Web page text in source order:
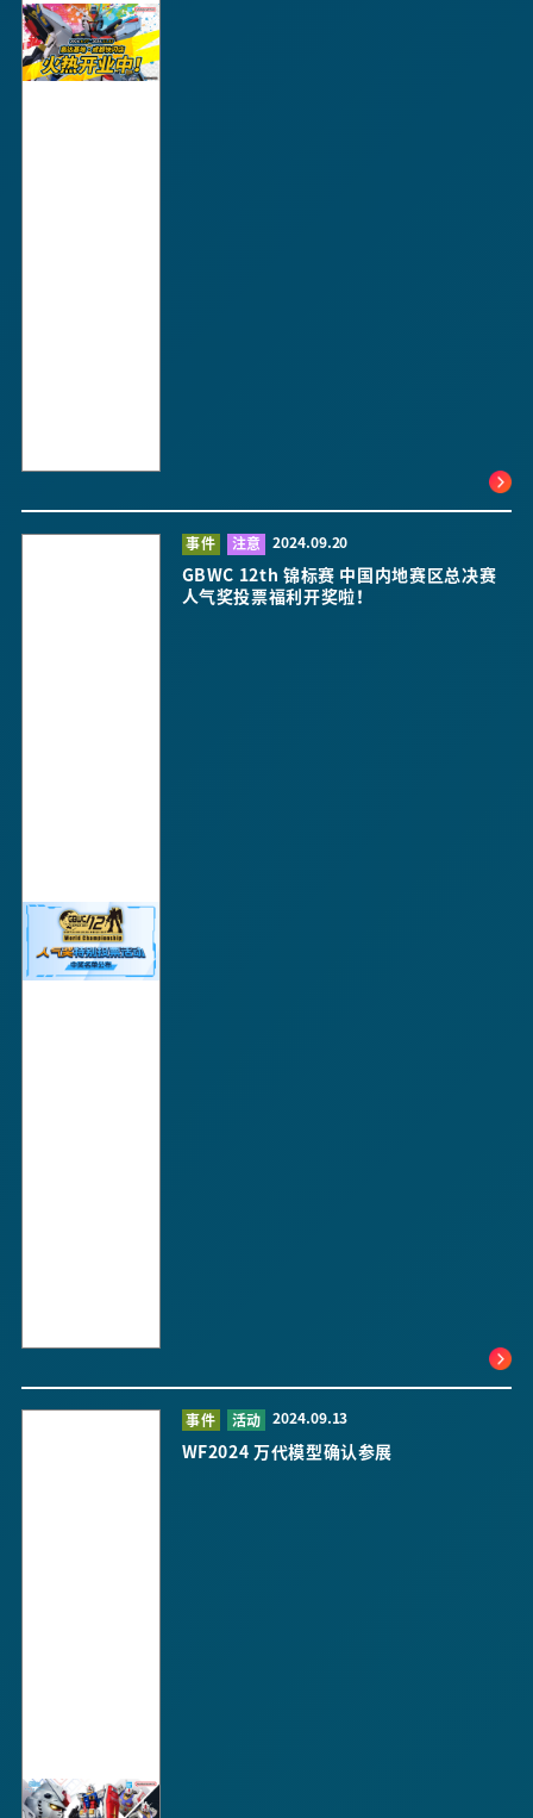
事件 注意 2024.09.20
GBWC 12th 锦标赛 中国内地赛区总决赛
人气奖投票福利开奖啦！
事件 活动 2024.09.13
WF2024 万代模型确认参展